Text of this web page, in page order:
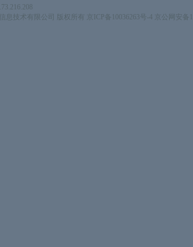
息技术有限公司 版权所有
京ICP备10036263号-4 京公网安备